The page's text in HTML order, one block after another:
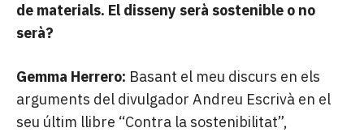
de materials. El disseny serà sostenible o no
serà?
Gemma Herrero: Basant el meu discurs en els
arguments del divulgador Andreu Escrivà en el
seu últim llibre “Contra la sostenibilitat”,